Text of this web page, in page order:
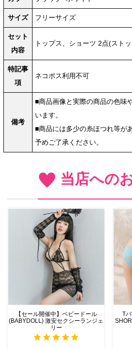
サイズ フリーサイズ
セット
内容
トップス、ショーツ 2点(スト
特記事
項
ネコポス利用不可
備考
■商品画像と実際の商品の色味
います。
■商品には多少の糸ほつれ等が
予めご了承ください。
当店への
【セール開催中】ベビードール
(BABYDOLL) 激安セクシーランジェ
リー
T